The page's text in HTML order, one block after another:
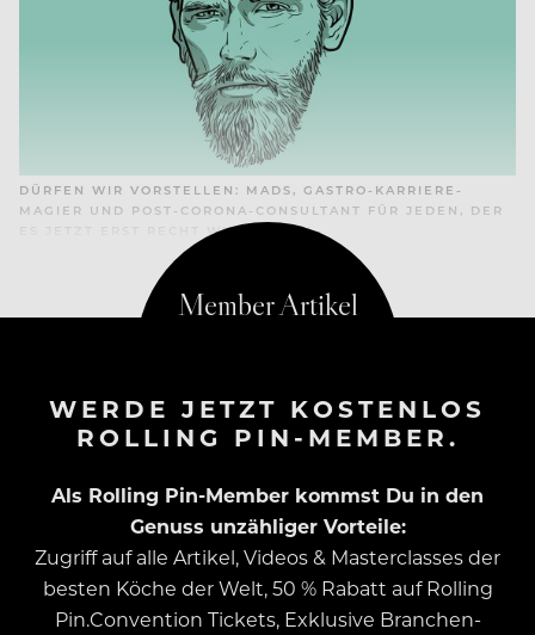
DÜRFEN WIR VORSTELLEN: MADS, GASTRO-KARRIERE-
MAGIER UND POST-CORONA-CONSULTANT FÜR JEDEN, DER
ES JETZT ERST RECHT WISSEN WILL.
WERDE JETZT KOSTENLOS
ROLLING PIN-MEMBER.
Als Rolling Pin-Member kommst Du in den
Genuss unzähliger Vorteile:
Zugriff auf alle Artikel, Videos & Masterclasses der
besten Köche der Welt, 50 % Rabatt auf Rolling
Pin.Convention Tickets, Exklusive Branchen-